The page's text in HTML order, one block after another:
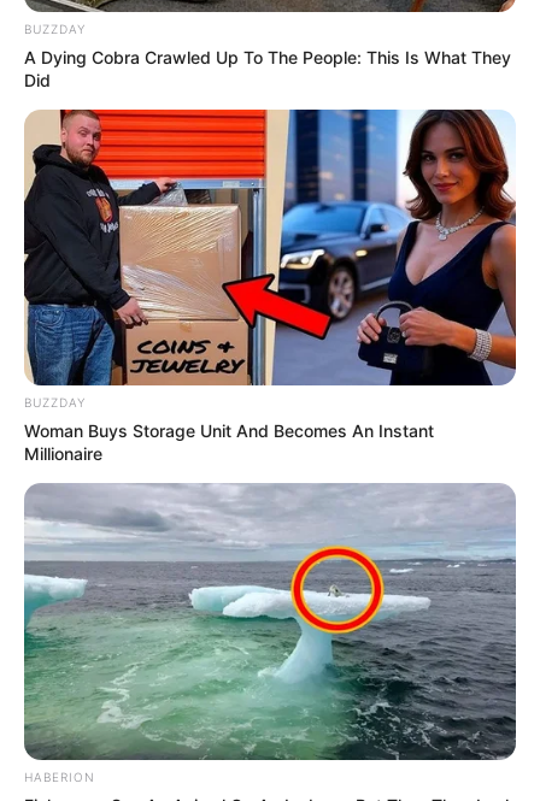
O jornalismo do JASB.com.br precisa de você para continuar
marcando ponto na vida dos ACS e ACE.
Compartilhe as nossas
notícias em suas redes sociais!
BUZZDAY
A Dying Cobra Crawled Up To The People: This Is What They
Did
BUZZDAY
Woman Buys Storage Unit And Becomes An Instant
Millionaire
HABERION